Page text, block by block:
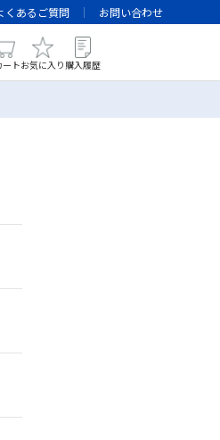
くあるご質問 お問い合わせ
ートお気に入り 購入履歴